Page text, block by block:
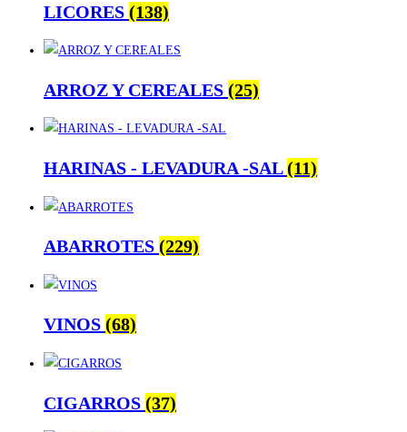
LICORES (138)
ARROZ Y CEREALES (25)
HARINAS - LEVADURA -SAL(11)
ABARROTES (229)
VINOS (68)
CIGARROS (37)